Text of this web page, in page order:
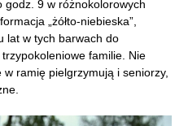
godz. 9 w różnokolorowych
„żółto-niebieska”,
lat w tych barwach do
familie. Nie
ramię pielgrzymują i seniorzy,